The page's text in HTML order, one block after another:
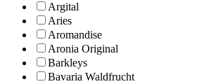
Argital
Aries
Aromandise
Aronia Original
Barkleys
Bavaria Waldfrucht